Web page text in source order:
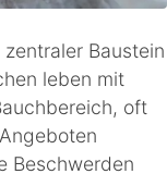
Baustein
leben mit
oft
Beschwerden